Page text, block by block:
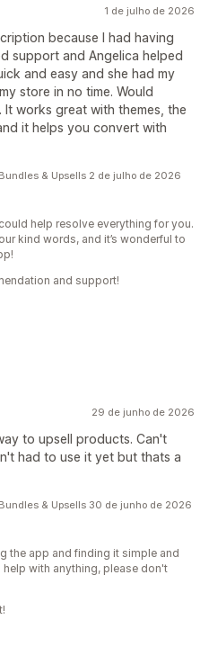
1 de julho de 2026
because I had having
support and Angelica helped
and easy and she had my
store in no time. Would
works great with themes, the
it helps you convert with
& Upsells 2 de julho de 2026
help resolve everything for you.
kind words, and it’s wonderful to
and support!
29 de junho de 2026
to upsell products. Can't
had to use it yet but thats a
& Upsells 30 de junho de 2026
the app and finding it simple and
with anything, please don't